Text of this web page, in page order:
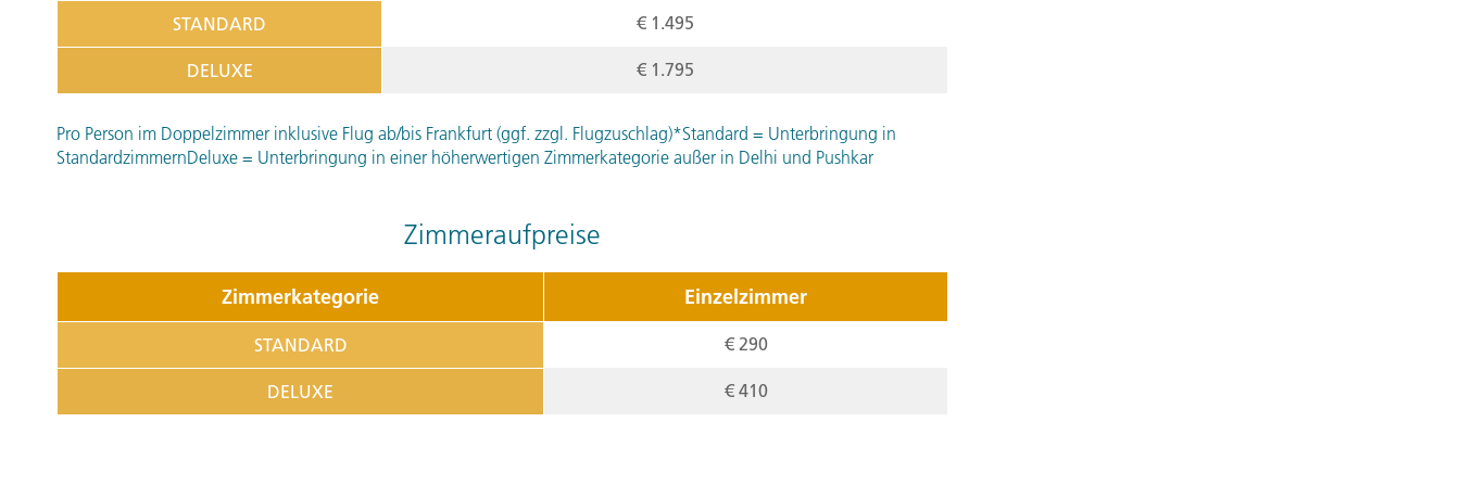
5. Tag:
Stationen:
1. Jojawar, Rajasthan 306022, Indien
Rajasthan, Indien
STANDARD € 1.495
DELUXE € 1.795
Pro Person im Doppelzimmer inklusive Flug ab/bis Frankfurt (ggf. zzgl. Flugzuschlag)*Standard = Unterbringung in
StandardzimmernDeluxe = Unterbringung in einer höherwertigen Zimmerkategorie außer in Delhi und Pushkar
Zimmeraufpreise
Zimmerkategorie Einzelzimmer
STANDARD € 290
DELUXE € 410